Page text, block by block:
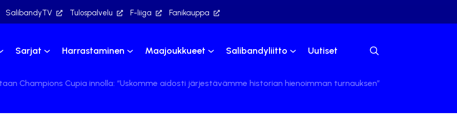
SalibandyTV Tulospalvelu F-liiga Fanikauppa
Sarjat Harrastaminen Maajoukkueet Salibandyliitto Uutiset
Champions Cupia innolla: “Uskomme aidosti järjestävämme historian hienoimman turnauksen”